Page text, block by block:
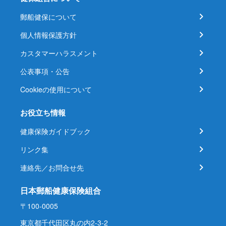
郵船健保について
個人情報保護方針
カスタマーハラスメント
公表事項・公告
Cookieの使用について
お役立ち情報
健康保険ガイドブック
リンク集
連絡先／お問合せ先
日本郵船健康保険組合
〒100-0005
東京都千代田区丸の内2-3-2